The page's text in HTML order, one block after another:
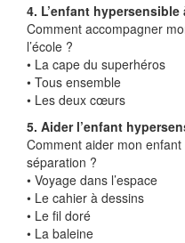
4. L’enfant hypersensible
Comment accompagner
l’école ?
• La cape du superhéros
• Tous ensemble
• Les deux cœurs
5. Aider l’enfant
Comment aider mon
séparation ?
• Voyage dans l’espace
• Le cahier à dessins
• Le fil doré
• La baleine